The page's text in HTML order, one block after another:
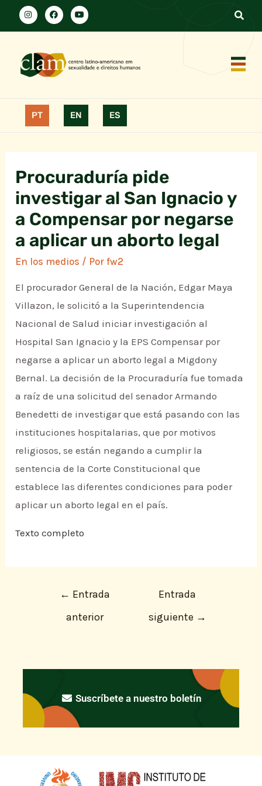
PT EN ES
Procuraduría pide
investigar al San Ignacio y
a Compensar por negarse
a aplicar un aborto legal
En los medios / Porfw2
El procurador General de la Nación, Edgar Maya
Villazon, le solicitó a la Superintendencia
Nacional de Salud iniciar investigación al
Hospital San Ignacio y la EPS Compensar por
negarse a aplicar un aborto legal a Migdony
Bernal. La decisión de la Procuraduría fue tomada
a raíz de una solicitud del senador Armando
Benedetti de investigar que está pasando con las
instituciones hospitalarias, que por motivos
religiosos, se están negando a cumplir la
sentencia de la Corte Constitucional que
establece las diferentes condiciones para poder
aplicar un aborto legal en el país.
Texto completo
← Entrada
anterior
Entrada
siguiente →
Suscríbete a nuestro boletín